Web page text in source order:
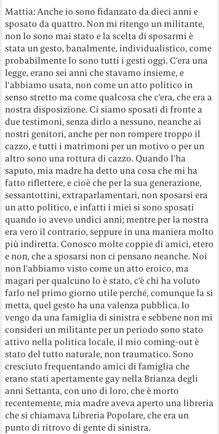
Mattia: Anche io sono fidanzato da dieci anni e
sposato da quattro. Non mi ritengo un militante,
non lo sono mai stato e la scelta di sposarmi è
stata un gesto, banalmente, individualistico, come
probabilmente lo sono tutti i gesti oggi. C’era una
legge, erano sei anni che stavamo insieme, e
l’abbiamo usata, non come un atto politico in
senso stretto ma come qualcosa che c’era, che era a
nostra disposizione. Ci siamo sposati di fronte a
due testimoni, senza dirlo a nessuno, neanche ai
nostri genitori, anche per non rompere troppo il
cazzo, e tutti i matrimoni per un motivo o per un
altro sono una rottura di cazzo. Quando l’ha
saputo, mia madre ha detto una cosa che mi ha
fatto riflettere, e cioè che per la sua generazione,
sessantottini, extraparlamentari, non sposarsi era
un atto politico, e infatti i miei si sono sposati
quando io avevo undici anni; mentre per la nostra
era vero il contrario, seppure in una maniera molto
più indiretta. Conosco molte coppie di amici, etero
e non, che a sposarsi non ci pensano neanche. Noi
non l’abbiamo visto come un atto eroico, ma
magari per qualcuno lo è stato, c’è chi ha voluto
farlo nel primo giorno utile perché, comunque la si
metta, quel gesto ha una valenza pubblica. Io
vengo da una famiglia di sinistra e sebbene non mi
consideri un militante per un periodo sono stato
attivo nella politica locale, il mio coming-out è
stato del tutto naturale, non traumatico. Sono
cresciuto frequentando amici di famiglia che
erano stati apertamente gay nella Brianza degli
anni Settanta, con uno di loro, che è morto
recentemente, mia madre aveva aperto una libreria
che si chiamava Libreria Popolare, che era un
punto di ritrovo di gente di sinistra.